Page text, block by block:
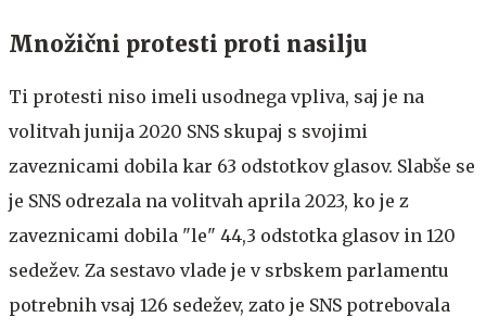
Množični protesti proti nasilju
Ti protesti niso imeli usodnega vpliva, saj je na
volitvah junija 2020 SNS skupaj s svojimi
zaveznicami dobila kar 63 odstotkov glasov. Slabše se
je SNS odrezala na volitvah aprila 2023, ko je z
zaveznicami dobila "le" 44,3 odstotka glasov in 120
sedežev. Za sestavo vlade je v srbskem parlamentu
potrebnih vsaj 126 sedežev, zato je SNS potrebovala